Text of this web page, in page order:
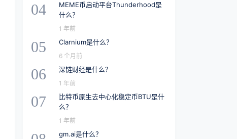
04
MEME币启动平台Thunderhood是
什么？
1 年前
05 Clarnium是什么？
6 个月前
06 深链财经是什么？
1 年前
07
比特币原生去中心化稳定币BTU是什
么？
1 年前
gm.ai是什么？